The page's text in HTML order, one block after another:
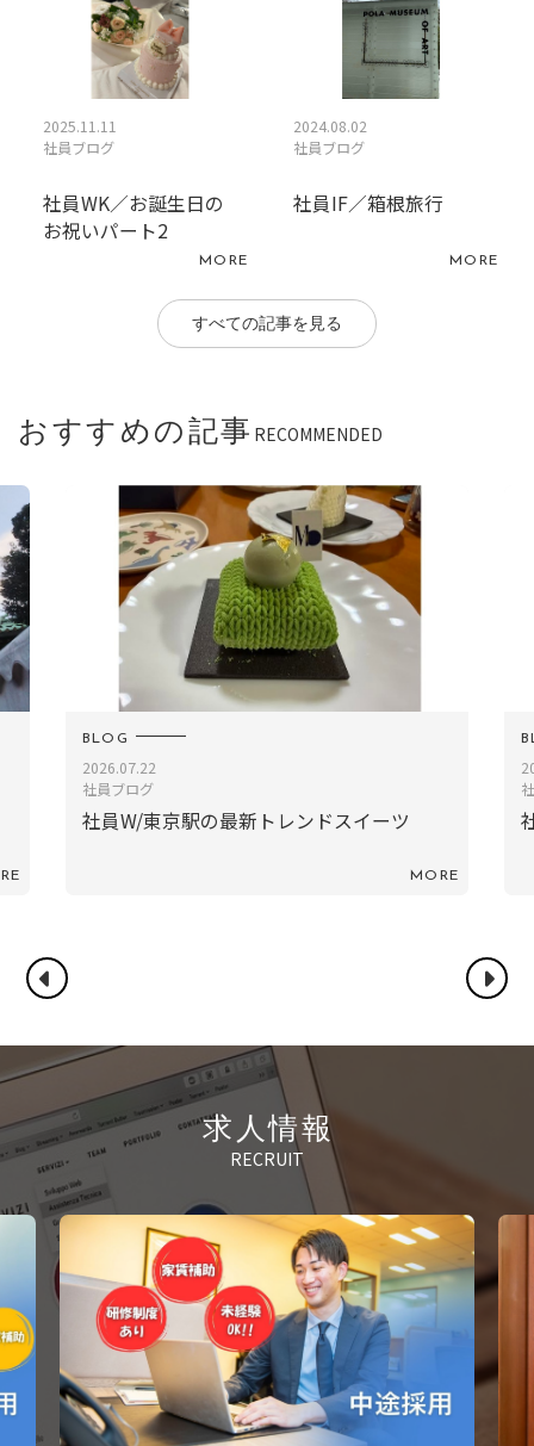
2025.11.11
社員ブログ
社員WK／お誕生日の
お祝いパート2
MORE
2024.08.02
社員ブログ
社員IF／箱根旅行
MORE
すべての記事を見る
おすすめの記事 RECOMMENDED
BLOG
2026.02.06
社員ブログ
社員TN／ゆったり、京都
MORE
求人情報
RECRUIT